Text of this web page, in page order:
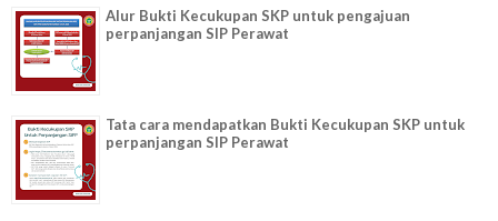
Alur Bukti Kecukupan SKP untuk pengajuan
perpanjangan SIP Perawat
Tata cara mendapatkan Bukti Kecukupan SKP untuk
perpanjangan SIP Perawat